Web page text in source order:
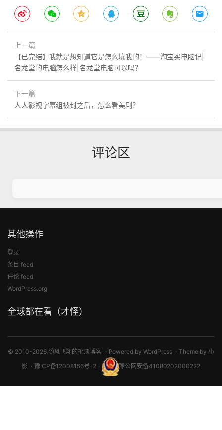
上一篇
【已完结】我就是想知道它是怎么坑我的！——淘宝买电脑记|
名龙堂的电脑怎么样|名龙堂电脑可以吗？
下一篇
人人影视字幕组被封之后，怎么看美剧？
评论区
其他操作
登录
条目 feed
评论 feed
WordPress.org
全球都在看（才怪）
© 2010-2026 随风飞翔的扯淡博客 Powered by WordPress Theme by 小
影
豫ICP备12008156号-2 豫公网安备41080202000222